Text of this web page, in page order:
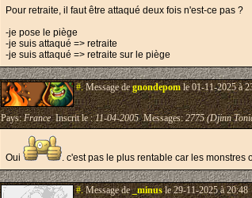
Pour retraite, il faut être attaqué deux fois n'est-ce pas ?
-je pose le piège
-je suis attaqué => retraite
-je suis attaqué => retraite sur le piège
#.Message degnondepomle 01-11-2025 à
Pays:FranceInscrit le :11-04-2005Messages:2775 (Djinn
Oui . c'est pas le plus rentable car les
#.Message de_minusle 29-11-2025 à 20:48